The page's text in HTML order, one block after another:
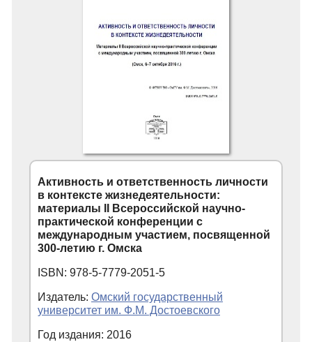
Активность и ответственность личности
в контексте жизнедеятельности:
материалы II Всероссийской научно-
практической конференции с
международным участием, посвященной
300-летию г. Омска
ISBN: 978-5-7779-2051-5
Издатель: Омский государственный
университет им. Ф.М. Достоевского
Год издания: 2016